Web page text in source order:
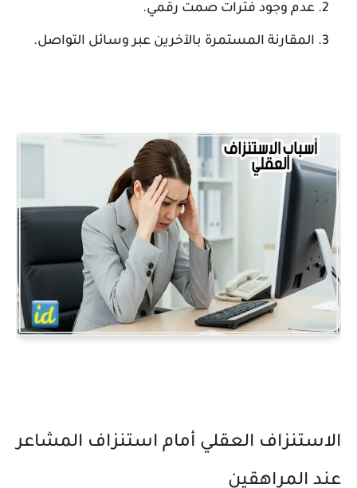
عدم وجود فترات صمت رقمي.
المقارنة المستمرة بالآخرين عبر وسائل التواصل.
الاستنزاف العقلي أمام استنزاف المشاعر
عند المراهقين